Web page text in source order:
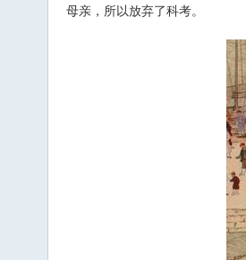
母亲，所以放弃了科考。